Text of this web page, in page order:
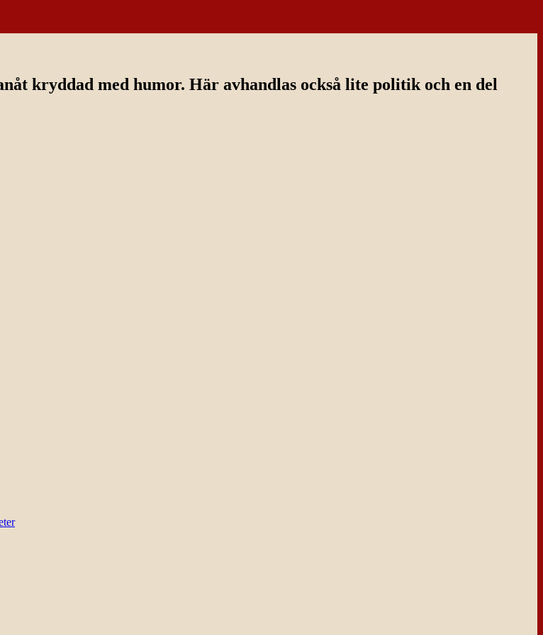
kryddad med humor. Här avhandlas också lite politik och en del